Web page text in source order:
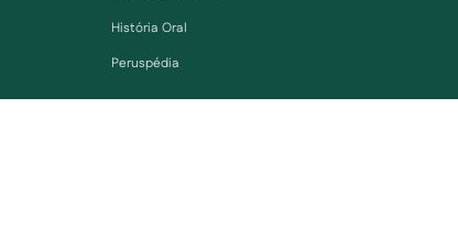
História Oral
Peruspédia